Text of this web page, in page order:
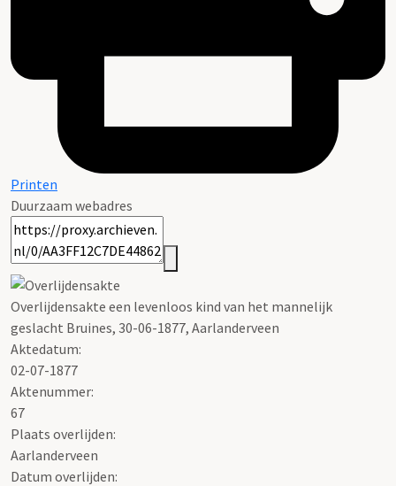
Printen
Duurzaam webadres
Overlijdensakte een levenloos kind van het mannelijk
geslacht Bruines, 30-06-1877, Aarlanderveen
Aktedatum:
02-07-1877
Aktenummer:
67
Plaats overlijden:
Aarlanderveen
Datum overlijden: